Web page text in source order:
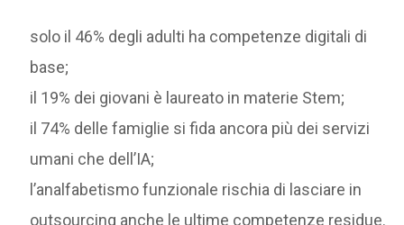
solo il 46% degli adulti ha competenze digitali di
base;
il 19% dei giovani è laureato in materie Stem;
il 74% delle famiglie si fida ancora più dei servizi
umani che dell’IA;
l’analfabetismo funzionale rischia di lasciare in
outsourcing anche le ultime competenze residue.